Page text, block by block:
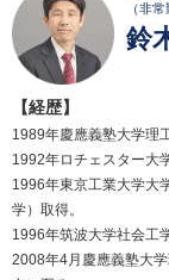
（非常
鈴
【経歴】
1989年慶應義塾大学理
1992年ロチェスター大
1996年東京工業大学大
学）取得。
1996年筑波大学社会工
2008年4月慶應義塾大